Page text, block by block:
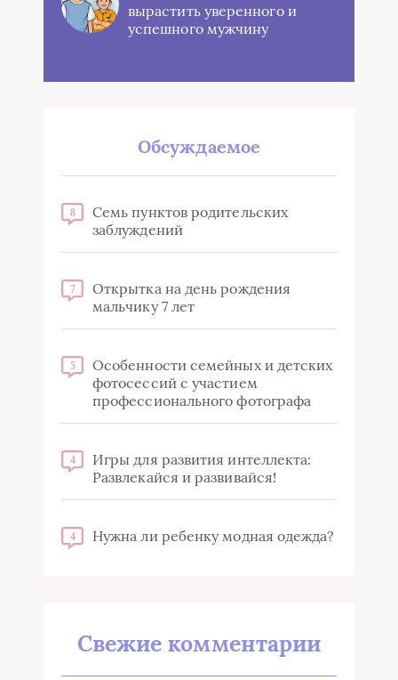
вырастить уверенного и
успешного мужчину
Обсуждаемое
8
Семь пунктов родительских
заблуждений
7
Открытка на день рождения
мальчику 7 лет
5
Особенности семейных и детских
фотосессий с участием
профессионального фотографа
4
Игры для развития интеллекта:
Развлекайся и развивайся!
4 Нужна ли ребенку модная одежда?
Свежие комментарии